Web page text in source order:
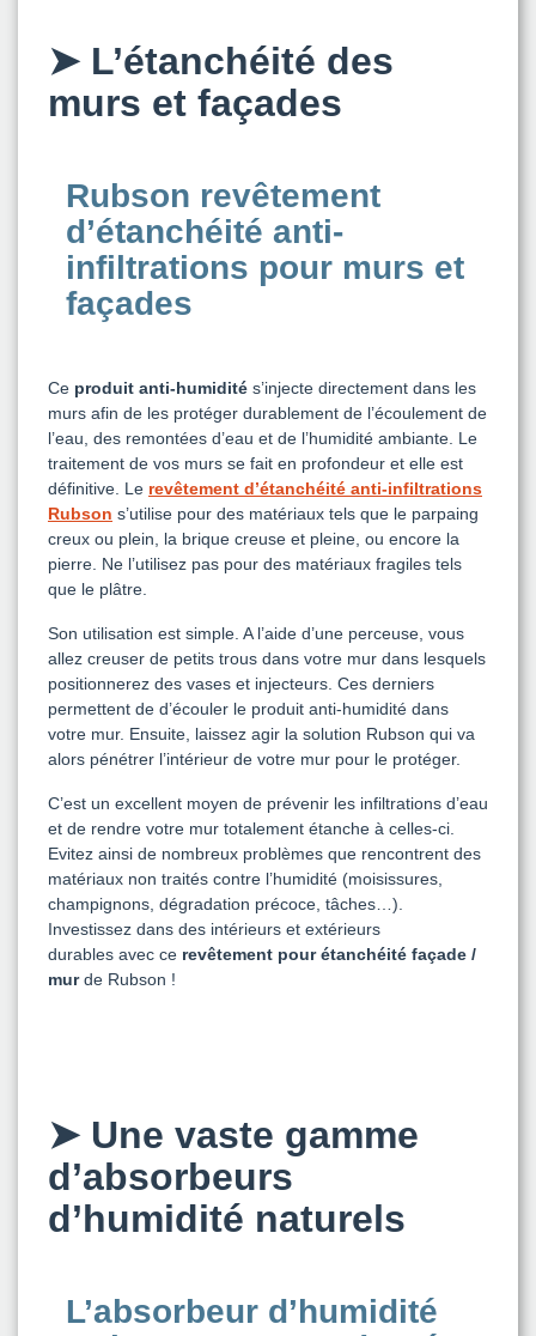
➤ L’étanchéité des
murs et façades
Rubson revêtement
d’étanchéité anti-
infiltrations pour murs et
façades
Ce produit anti-humidité s’injecte directement dans les
murs afin de les protéger durablement de l’écoulement de
l’eau, des remontées d’eau et de l’humidité ambiante. Le
traitement de vos murs se fait en profondeur et elle est
définitive. Le revêtement d’étanchéité anti-infiltrations
Rubson s’utilise pour des matériaux tels que le parpaing
creux ou plein, la brique creuse et pleine, ou encore la
pierre. Ne l’utilisez pas pour des matériaux fragiles tels
que le plâtre.
Son utilisation est simple. A l’aide d’une perceuse, vous
allez creuser de petits trous dans votre mur dans lesquels
positionnerez des vases et injecteurs. Ces derniers
permettent de d’écouler le produit anti-humidité dans
votre mur. Ensuite, laissez agir la solution Rubson qui va
alors pénétrer l’intérieur de votre mur pour le protéger.
C’est un excellent moyen de prévenir les infiltrations d’eau
et de rendre votre mur totalement étanche à celles-ci.
Evitez ainsi de nombreux problèmes que rencontrent des
matériaux non traités contre l’humidité (moisissures,
champignons, dégradation précoce, tâches…).
Investissez dans des intérieurs et extérieurs
durables avec ce revêtement pour étanchéité façade /
murde Rubson !
➤ Une vaste gamme
d’absorbeurs
d’humidité naturels
L’absorbeur d’humidité